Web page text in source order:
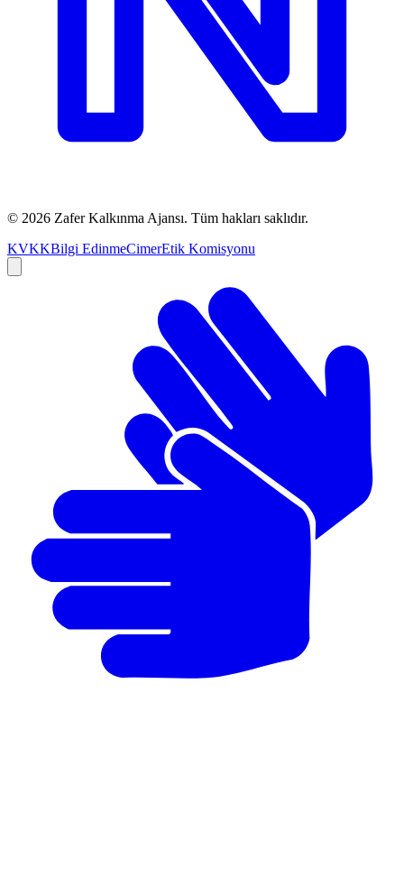
© 2026 Zafer Kalkınma Ajansı. Tüm hakları saklıdır.
KVKKBilgi EdinmeCimerEtik Komisyonu